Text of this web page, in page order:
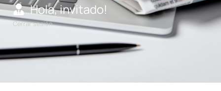
Hola, invitado!
Cerrar sesión